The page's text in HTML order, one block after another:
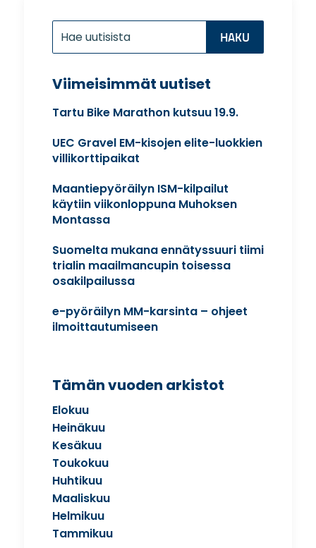
Etsi:
for...
Viimeisimmät uutiset
Tartu Bike Marathon kutsuu 19.9.
UEC Gravel EM-kisojen elite-luokkien
villikorttipaikat
Maantiepyöräilyn ISM-kilpailut
käytiin viikonloppuna Muhoksen
Montassa
Suomelta mukana ennätyssuuri tiimi
trialin maailmancupin toisessa
osakilpailussa
e-pyöräilyn MM-karsinta – ohjeet
ilmoittautumiseen
Tämän vuoden arkistot
Elokuu
Heinäkuu
Kesäkuu
Toukokuu
Huhtikuu
Maaliskuu
Helmikuu
Tammikuu